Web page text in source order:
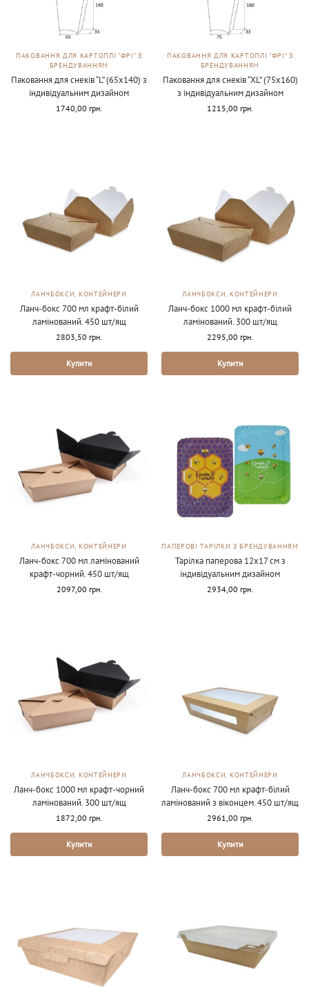
ПАКОВАННЯ ДЛЯ КАРТОПЛІ "ФРІ" З
БРЕНДУВАННЯМ
Паковання для снеків “L” (65х140) з
індивідуальним дизайном
1740,00 грн.
ПАКОВАННЯ ДЛЯ КАРТОПЛІ "ФРІ" З
БРЕНДУВАННЯМ
Паковання для снеків “ХL” (75х160)
з індивідуальним дизайном
1215,00 грн.
ЛАНЧБОКСИ, КОНТЕЙНЕРИ
Ланч-бокс 700 мл крафт-білий
ламінований. 450 шт/ящ
2803,50 грн.
Купити
ЛАНЧБОКСИ, КОНТЕЙНЕРИ
Ланч-бокс 1000 мл крафт-білий
ламінований. 300 шт/ящ
2295,00 грн.
Купити
ЛАНЧБОКСИ, КОНТЕЙНЕРИ
Ланч-бокс 700 мл ламінований
крафт-чорний. 450 шт/ящ
2097,00 грн.
ПАПЕРОВІ ТАРІЛКИ З БРЕНДУВАННЯМ
Тарілка паперова 12х17 см з
індивідуальним дизайном
2934,00 грн.
ЛАНЧБОКСИ, КОНТЕЙНЕРИ
Ланч-бокс 1000 мл крафт-чорний
ламінований. 300 шт/ящ
1872,00 грн.
Купити
ЛАНЧБОКСИ, КОНТЕЙНЕРИ
Ланч-бокс 700 мл крафт-білий
ламінований з віконцем. 450 шт/ящ
2961,00 грн.
Купити